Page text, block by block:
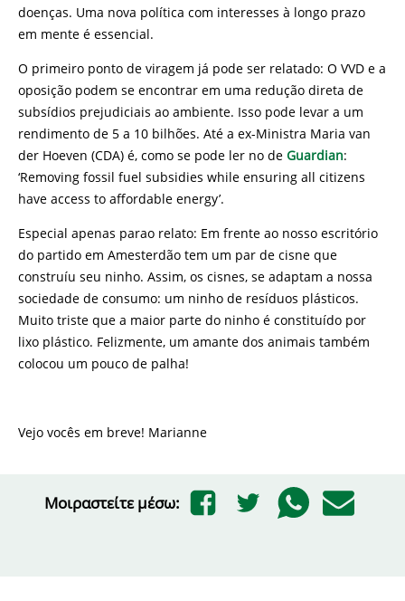
doenças. Uma nova política com interesses à longo prazo
em mente é essencial.
O primeiro ponto de viragem já pode ser relatado: O VVD e a
oposição podem se encontrar em uma redução direta de
subsídios prejudiciais ao ambiente. Isso pode levar a um
rendimento de 5 a 10 bilhões. Até a ex-Ministra Maria van
der Hoeven (CDA) é, como se pode ler no de Guardian:
‘Removing fossil fuel subsidies while ensuring all citizens
have access to affordable energy’.
Especial apenas parao relato: Em frente ao nosso escritório
do partido em Amesterdão tem um par de cisne que
construíu seu ninho. Assim, os cisnes, se adaptam a nossa
sociedade de consumo: um ninho de resíduos plásticos.
Muito triste que a maior parte do ninho é constituído por
lixo plástico. Felizmente, um amante dos animais também
colocou um pouco de palha!
Vejo vocês em breve! Marianne
Μοιραστείτε μέσω: